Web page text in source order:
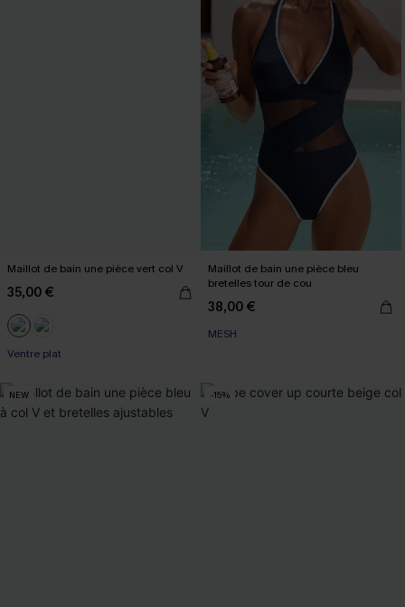
Maillot de bain une pièce vert col V
35,00 €
Ventre plat
Maillot de bain une pièce bleu
bretelles tour de cou
38,00 €
MESH
NEW -15%